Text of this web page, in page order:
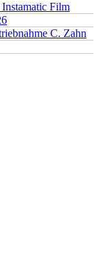
Film
C. Zahn